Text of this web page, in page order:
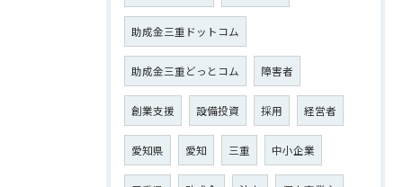
助成金三重ドットコム
助成金三重どっとコム 障害者
創業支援 設備投資 採用 経営者
愛知県 愛知 三重 中小企業